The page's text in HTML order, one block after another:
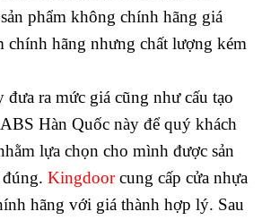
phẩm không chính hãng giá
chính hãng nhưng chất lượng kém
ra mức giá cũng như cấu tạo
Hàn Quốc này để quý khách
lựa chọn cho mình được sản
Kingdoorcung cấp cửa nhựa
hãng với giá thành hợp lý. Sau